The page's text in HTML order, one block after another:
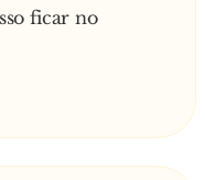
ficar no